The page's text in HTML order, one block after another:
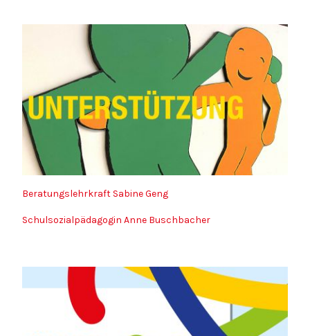
Beratungslehrkraft Sabine Geng
Schulsozialpädagogin Anne Buschbacher